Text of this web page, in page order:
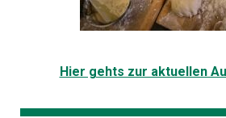
Hier gehts zur aktuellen